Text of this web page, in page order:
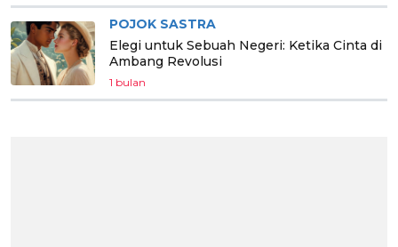
POJOK SASTRA
Elegi untuk Sebuah Negeri: Ketika Cinta di
Ambang Revolusi
1 bulan